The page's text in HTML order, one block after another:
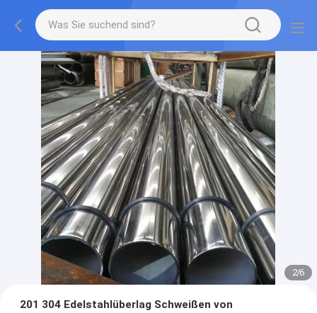
2/6
201 304 Edelstahlüberlag Schweißen von